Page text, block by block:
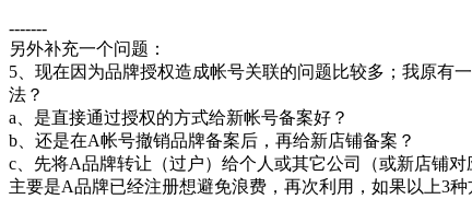
-------
另外补充一个问题：
5、现在因为品牌授权造成帐号关联的问题比较多；我原有
法？
a、是直接通过授权的方式给新帐号备案好？
b、还是在A帐号撤销品牌备案后，再给新店铺备案？
c、先将A品牌转让（过户）给个人或其它公司（或新店铺
主要是A品牌已经注册想避免浪费，再次利用，如果以上3